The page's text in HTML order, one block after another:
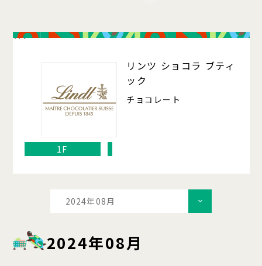
114
リンツ ショコラ ブティ
ック
チョコレート
1F
2024年08月
2024年08月